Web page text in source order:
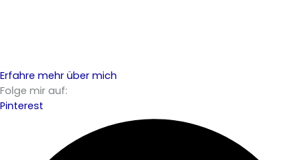
Erfahre mehr über mich
Folge mir auf:
Pinterest